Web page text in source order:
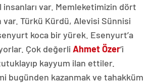
insanları var. Memleketimizin dört
var. Türkü Kürdü, Alevisi Sünnisi
koca bir yürek. Esenyurt’a
Çok değerli Ahmet Özer‘i
kayyum ilan ettiler.
bugünden kazanmak ve tahakküm